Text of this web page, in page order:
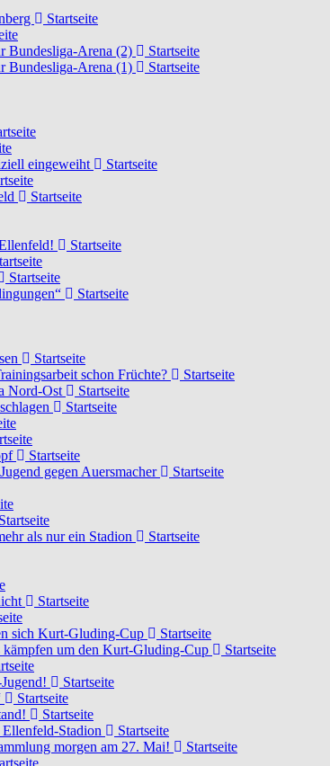
Startseite
Bundesliga-Arena (2)
Startseite
Bundesliga-Arena (1)
Startseite
eingeweiht
Startseite
Startseite
Startseite
Startseite
Startseite
Startseite
schon Früchte?
Startseite
Nord-Ost
Startseite
Startseite
Startseite
gegen Auersmacher
Startseite
Startseite
als nur ein Stadion
Startseite
Startseite
sich Kurt-Gluding-Cup
Startseite
kämpfen um den Kurt-Gluding-Cup
Startseite
Startseite
Startseite
Startseite
Stadion
Startseite
morgen am 27. Mai!
Startseite